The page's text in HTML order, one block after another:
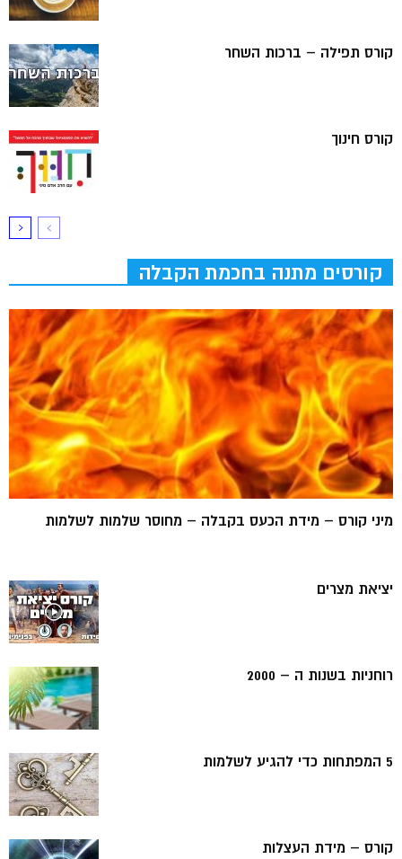
קורס תפילה – ברכות השחר
קורס חינוך
קורסים מתנה בחכמת הקבלה
מיני קורס – מידת הכעס בקבלה – מחוסר שלמות לשלמות
יציאת מצרים
רוחניות בשנות ה – 2000
5 המפתחות כדי להגיע לשלמות
קורס – מידת העצלות